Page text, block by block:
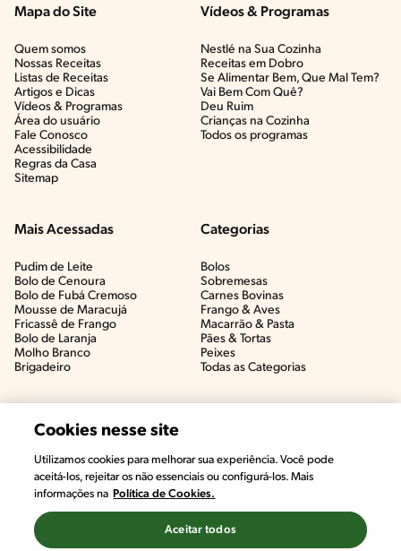
#CHAMANUTRI
CONVERSE COM UMA NUTRICIONISTA E
TIRE AS SUAS DÚVIDAS
Mapa do Site
Quem somos
Nossas Receitas
Listas de Receitas​
Artigos e Dicas​
Vídeos & Programas​
Área do usuário
Fale Conosco
Acessibilidade
Regras da Casa
Sitemap
Vídeos & Programas​
Nestlé na Sua Cozinha
Receitas em Dobro
Se Alimentar Bem, Que Mal Tem?​
Vai Bem Com Quê?​
Deu Ruim​
Crianças na Cozinha​
Todos os programas
Mais Acessadas
Pudim de Leite
Bolo de Cenoura
Bolo de Fubá Cremoso
Mousse de Maracujá
Fricassê de Frango
Bolo de Laranja
Molho Branco
Brigadeiro
Categorias
Bolos
Sobremesas
Carnes Bovinas​
Frango & Aves​
Macarrão & Pasta​
Pães & Tortas​
Peixes
Todas as Categorias
Cookies nesse site
Utilizamos cookies para melhorar sua experiência. Você pode
aceitá-los, rejeitar os não essenciais ou configurá-los. Mais
informações na Política de Cookies.
Aceitar todos